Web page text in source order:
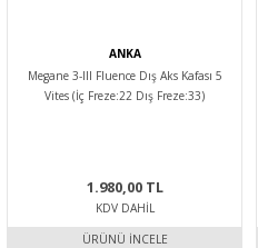
ANKA
Megane 3-III Fluence Dış Aks Kafası 5
Vites (İç Freze:22 Dış Freze:33)
1.980,00 TL
KDV DAHIL
ÜRÜNÜ İNCELE